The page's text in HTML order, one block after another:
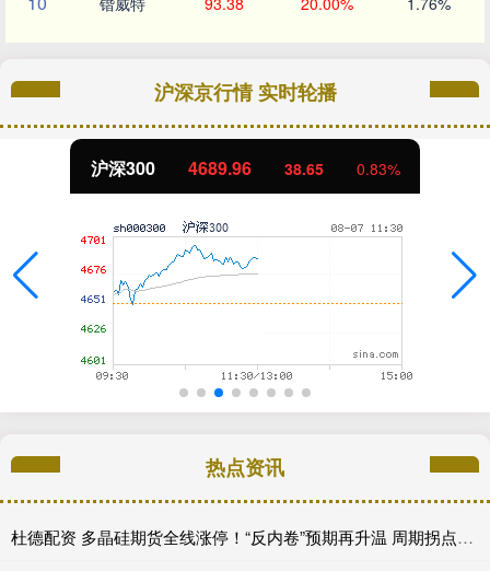
沪深京行情 实时轮播
沪深300 4689.96 38.65 0.83%
热点资讯
杜德配资 多晶硅期货全线涨停！“反内卷”预期再升温 周期拐点来了？